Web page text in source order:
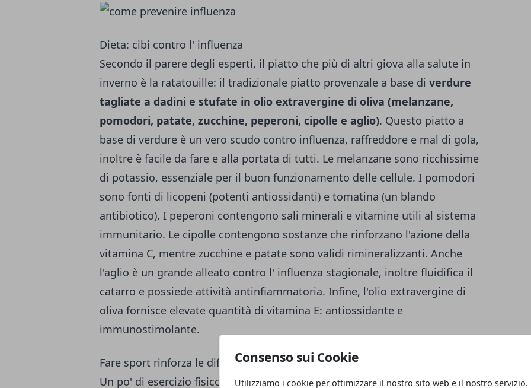
Consenso sui Cookie
Utilizziamo i cookie per ottimizzare il nostro sito web e il nostro servizio.
Dieta: cibi contro l' influenza
Secondo il parere degli esperti, il piatto che più di altri giova alla salute in
inverno è la ratatouille: il tradizionale piatto provenzale a base di verdure
tagliate a dadini e stufate in olio extravergine di oliva (melanzane,
pomodori, patate, zucchine, peperoni, cipolle e aglio). Questo piatto a
base di verdure è un vero scudo contro influenza, raffreddore e mal di gola,
inoltre è facile da fare e alla portata di tutti. Le melanzane sono ricchissime
di potassio, essenziale per il buon funzionamento delle cellule. I pomodori
sono fonti di licopeni (potenti antiossidanti) e tomatina (un blando
antibiotico). I peperoni contengono sali minerali e vitamine utili al sistema
immunitario. Le cipolle contengono sostanze che rinforzano l'azione della
vitamina C, mentre zucchine e patate sono validi rimineralizzanti. Anche
l'aglio è un grande alleato contro l' influenza stagionale, inoltre fluidifica il
catarro e possiede attività antinfiammatoria. Infine, l'olio extravergine di
oliva fornisce elevate quantità di vitamina E: antiossidante e
immunostimolante.
Fare sport rinforza le difese immunitarie
Un po' di esercizio fisico è la migliore "medicina": servono almeno30-40